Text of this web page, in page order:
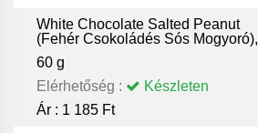
White Chocolate Salted Peanut
(Fehér Csokoládés Sós Mogyoró),
60 g
Elérhetőség :
Készleten
Ár : 1 185 Ft